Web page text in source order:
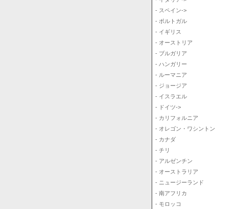
- スペイン->
- ポルトガル
- イギリス
- オーストリア
- ブルガリア
- ハンガリー
- ルーマニア
- ジョージア
- イスラエル
- ドイツ->
- カリフォルニア
- オレゴン・ワシントン
- カナダ
- チリ
- アルゼンチン
- オーストラリア
- ニュージーランド
- 南アフリカ
- モロッコ